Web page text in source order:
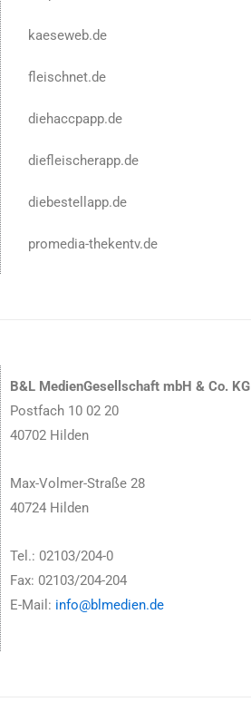
kaeseweb.de
fleischnet.de
diehaccpapp.de
diefleischerapp.de
diebestellapp.de
promedia-thekentv.de
B&L MedienGesellschaft mbH & Co. KG
Postfach 10 02 20
40702 Hilden
Max-Volmer-Straße 28
40724 Hilden
Tel.: 02103/204-0
Fax: 02103/204-204
E-Mail: info@blmedien.de